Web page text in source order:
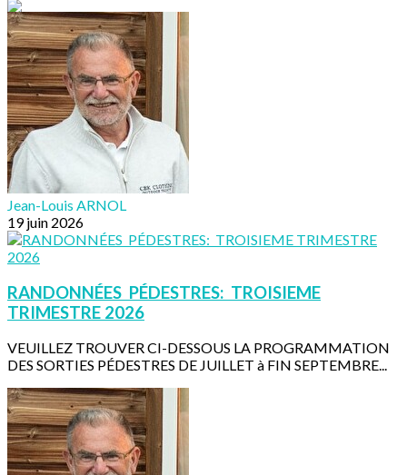
Jean-Louis ARNOL
19 juin 2026
RANDONNÉES PÉDESTRES: TROISIEME
TRIMESTRE 2026
VEUILLEZ TROUVER CI-DESSOUS LA PROGRAMMATION
DES SORTIES PÉDESTRES DE JUILLET à FIN SEPTEMBRE...